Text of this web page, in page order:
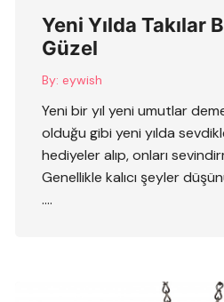
Yeni Yılda Takılar
Güzel
By: eywish
Yeni bir yıl yeni umutlar
olduğu gibi yeni yılda
hediyeler alıp, onları
Genellikle kalıcı şeyler
….